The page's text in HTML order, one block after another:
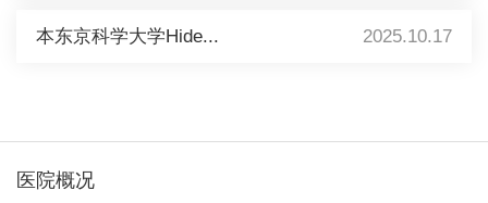
本东京科学大学Hide... 2025.10.17
医院概况